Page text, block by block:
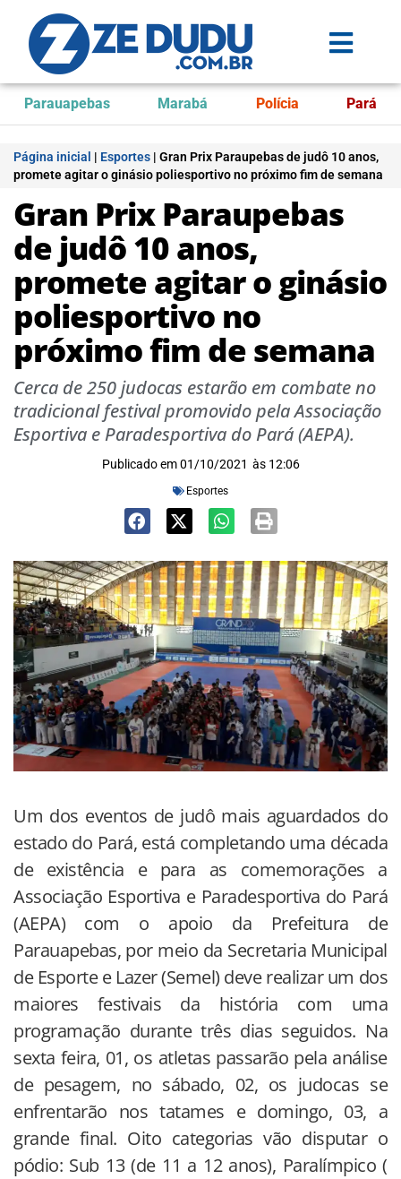
Parauapebas Marabá Polícia Pará
Página inicial | Esportes | Gran Prix Paraupebas de judô 10 anos,
promete agitar o ginásio poliesportivo no próximo fim de semana
Gran Prix Paraupebas
de judô 10 anos,
promete agitar o ginásio
poliesportivo no
próximo fim de semana
Cerca de 250 judocas estarão em combate no
tradicional festival promovido pela Associação
Esportiva e Paradesportiva do Pará (AEPA).
Publicado em 01/10/2021 às 12:06
Esportes
Um dos eventos de judô mais aguardados do
estado do Pará, está completando uma década
de existência e para as comemorações a
Associação Esportiva e Paradesportiva do Pará
(AEPA) com o apoio da Prefeitura de
Parauapebas, por meio da Secretaria Municipal
de Esporte e Lazer (Semel) deve realizar um dos
maiores festivais da história com uma
programação durante três dias seguidos. Na
sexta feira, 01, os atletas passarão pela análise
de pesagem, no sábado, 02, os judocas se
enfrentarão nos tatames e domingo, 03, a
grande final. Oito categorias vão disputar o
pódio: Sub 13 (de 11 a 12 anos), Paralímpico (